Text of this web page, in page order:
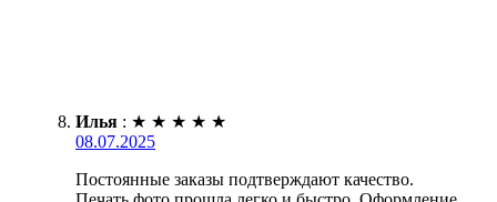
Илья : ★ ★ ★ ★ ★
08.07.2025
Постоянные заказы подтверждают качество.